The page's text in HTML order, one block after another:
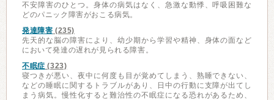
不安障害のひとつ。身体の病気はなく、急激な動悸、呼吸困難な
どのパニック障害がおこる病気。
発達障害 (235)
先天的な脳の障害により、幼少期から学習や精神、身体の面など
において発達の遅れが見られる障害。
不眠症 (323)
寝つきが悪い、夜中に何度も目が覚めてしまう、熟睡できない、
などの睡眠に関するトラブルがあり、日中の行動に支障が出てし
まう病気。慢性化すると難治性の不眠症になる恐れがあるため、